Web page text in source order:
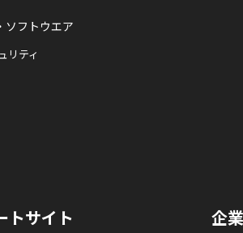
ソフトウエア
リティ
トサイト 企